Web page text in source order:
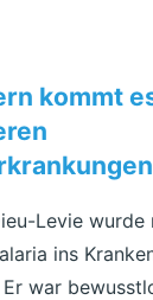
kommt
Levie wurde
ins
war